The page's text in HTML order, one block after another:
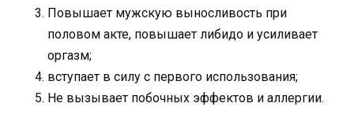
Повышает мужскую выносливость при
половом акте, повышает либидо и усиливает
оргазм;
вступает в силу с первого использования;
Не вызывает побочных эффектов и аллергии.